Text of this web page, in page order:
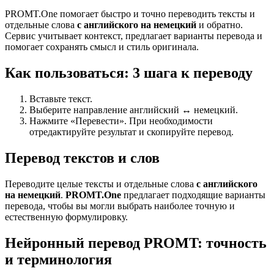
PROMT.One помогает быстро и точно переводить тексты и
отдельные слова с английского на немецкий и обратно.
Сервис учитывает контекст, предлагает варианты перевода и
помогает сохранять смысл и стиль оригинала.
Как пользоваться: 3 шага к переводу
Вставьте текст.
Выберите направление английский ↔ немецкий.
Нажмите «Перевести». При необходимости
отредактируйте результат и скопируйте перевод.
Перевод текстов и слов
Переводите целые тексты и отдельные слова с английского
на немецкий. PROMT.One предлагает подходящие варианты
перевода, чтобы вы могли выбрать наиболее точную и
естественную формулировку.
Нейронный перевод PROMT: точность
и терминология